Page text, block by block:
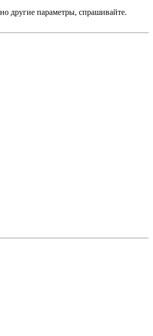
другие параметры, спрашивайте.